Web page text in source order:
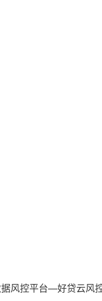
风控平台—好贷云风